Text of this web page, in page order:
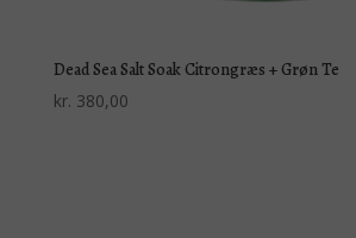
Dead Sea Salt Soak Citrongræs + Grøn Te
kr. 380,00